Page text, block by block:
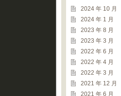
2024 年 10 月
2024 年 1 月
2023 年 8 月
2023 年 3 月
2022 年 6 月
2022 年 4 月
2022 年 3 月
2021 年 12 月
2021 年 6 月